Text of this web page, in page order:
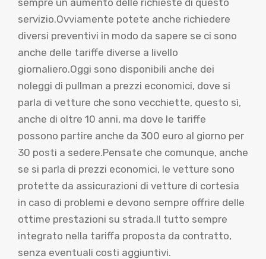
servizio.Ovviamente potete anche richiedere
diversi preventivi in modo da sapere se ci sono
anche delle tariffe diverse a livello
giornaliero.Oggi sono disponibili anche dei
noleggi di pullman a prezzi economici, dove si
parla di vetture che sono vecchiette, questo sì,
anche di oltre 10 anni, ma dove le tariffe
possono partire anche da 300 euro al giorno per
30 posti a sedere.Pensate che comunque, anche
se si parla di prezzi economici, le vetture sono
protette da assicurazioni di vetture di cortesia
in caso di problemi e devono sempre offrire delle
ottime prestazioni su strada.Il tutto sempre
integrato nella tariffa proposta da contratto,
senza eventuali costi aggiuntivi.